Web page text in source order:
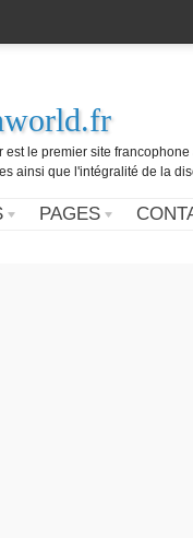
est le premier site
ainsi que l'intégralité de la
PAGES